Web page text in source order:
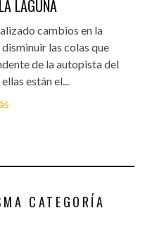
LAGUNA
cambios en la
las colas que
de la autopista del
están el...
CATEGORÍA